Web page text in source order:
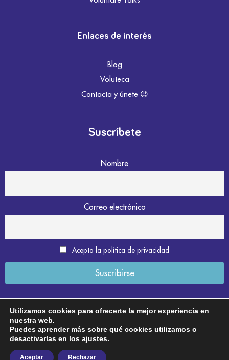
Enlaces de interés
Blog
Voluteca
Contacta y únete 😉
Suscríbete
Nombre
Correo electrónico
Acepto la política de privacidad
Aviso legal
Política de privacidad
Utilizamos cookies para ofrecerte la mejor experiencia en
nuestra web.
Puedes aprender más sobre qué cookies utilizamos o
desactivarlas en los ajustes.
Aceptar Rechazar